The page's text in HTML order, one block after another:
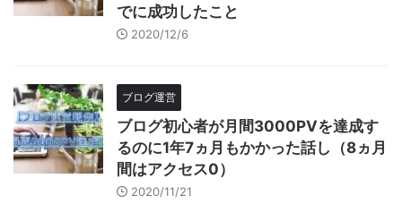
でに成功したこと
2020/12/6
ブログ運営
ブログ初心者が月間3000PVを達成す
るのに1年7ヵ月もかかった話し（8ヵ月
間はアクセス0）
2020/11/21